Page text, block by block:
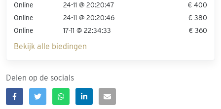
Online
24-11 @ 20:20:47
€ 400
Online
24-11 @ 20:20:46
€ 380
Online
17-11 @ 22:34:33 € 360
Bekijk alle biedingen
Delen op de socials